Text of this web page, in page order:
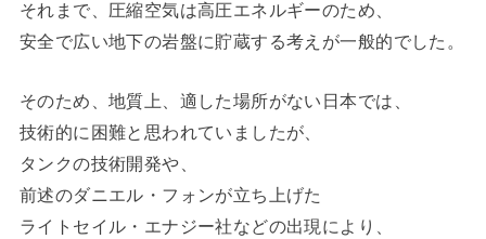
それまで、圧縮空気は高圧エネルギーのため、
安全で広い地下の岩盤に貯蔵する考えが一般的でした。
そのため、地質上、適した場所がない日本では、
技術的に困難と思われていましたが、
タンクの技術開発や、
前述のダニエル・フォンが立ち上げた
ライトセイル・エナジー社などの出現により、